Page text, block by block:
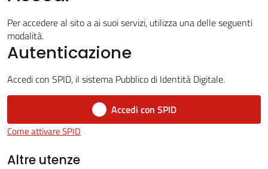
Vivere
Casalfiumanese
5x1000
Servizi
Per accedere al sito a ai suoi servizi, utilizza una delle seguenti
modalità.
Autenticazione
Accedi con SPID, il sistema Pubblico di Identità Digitale.
Accedi con SPID
Come attivare SPID
Altre utenze